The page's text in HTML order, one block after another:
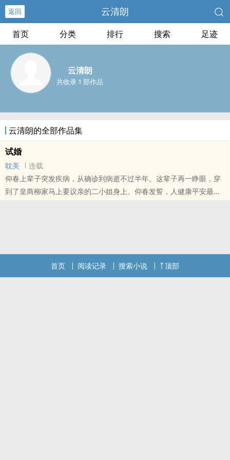
返回 云清朗
首页 分类 排行 搜索 足迹
云清朗
共收录 1 部作品
云清朗的全部作品集
试婚
耽美
连载
仰春上辈子突发疾病，从确诊到病逝不过半年。这辈子再一睁眼，穿
到了皇商柳家马上要议亲的二小姐身上。仰春发誓，人健康平安最
作
本站提示：各位书友要是觉得《试婚》还不错的话请不要忘记向您QQ
首页 阅读记录 搜索小说 顶部